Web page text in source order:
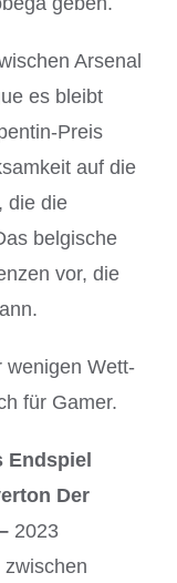
Arsenal
es bleibt
Preis
auf die
die die
belgische
vor, die
wenigen Wett-
für Gamer.
Endspiel
Der
2023